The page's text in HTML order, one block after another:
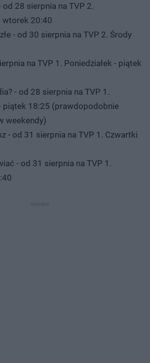
od 28 sierpnia na TVP 2.
wtorek 20:40
- od 30 sierpnia na TVP 2. Środy
na TVP 1. Poniedziałek - piątek
- od 28 sierpnia na TVP 1.
piątek 18:25 (prawdopodobnie
weekendy)
- od 31 sierpnia na TVP 1. Czwartki
- od 31 sierpnia na TVP 1.